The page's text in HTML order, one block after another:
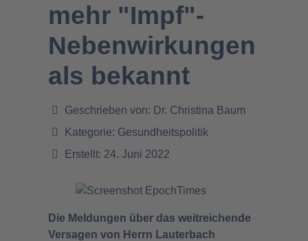
mehr "Impf"-
Nebenwirkungen
als bekannt
Geschrieben von: Dr. Christina Baum
Kategorie: Gesundheitspolitik
Erstellt: 24. Juni 2022
Die Meldungen über das weitreichende
Versagen von Herrn Lauterbach